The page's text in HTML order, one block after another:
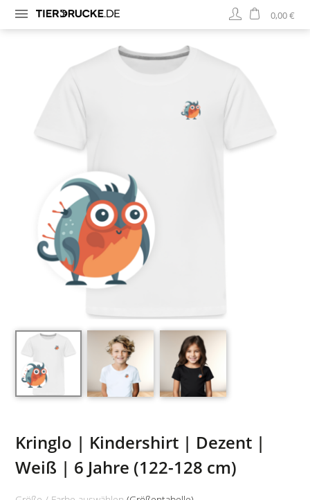
0,00 €
Kringlo | Kindershirt | Dezent |
Weiß | 6 Jahre (122-128 cm)